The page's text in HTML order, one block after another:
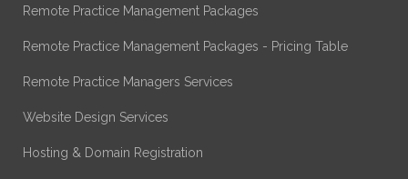
Remote Practice Management Packages
Remote Practice Management Packages - Pricing Table
Remote Practice Managers Services
Website Design Services
Hosting & Domain Registration